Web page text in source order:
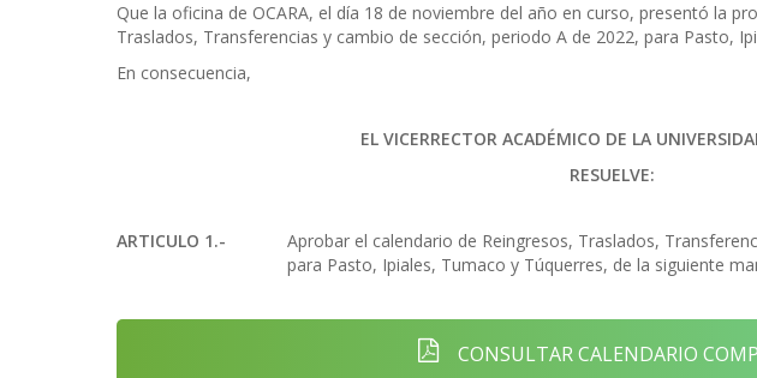
Que la oficina de OCARA, el día 18 de noviembre del año en curso, presentó la
Traslados, Transferencias y cambio de sección, periodo A de 2022, para Pasto,
En consecuencia,
EL VICERRECTOR ACADÉMICO DE LA
RESUELVE:
ARTICULO 1.-
Aprobar el calendario de Reingresos, Traslados,
para Pasto, Ipiales, Tumaco y Túquerres, de la siguiente
CONSULTAR CALENDARIO